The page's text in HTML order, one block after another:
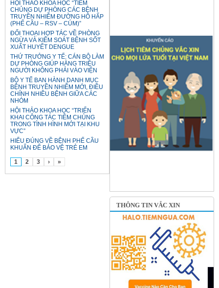
HỘI THẢO KHOA HỌC “TIÊM
CHỦNG DỰ PHÒNG CÁC BỆNH
TRUYỀN NHIỄM ĐƯỜNG HÔ HẤP
(PHẾ CẦU – RSV – CÚM)”
ĐỐI THOẠI HỢP TÁC VỀ PHÒNG
NGỪA VÀ KIỂM SOÁT BỆNH SỐT
XUẤT HUYẾT DENGUE
THỨ TRƯỞNG Y TẾ: CÁN BỘ LÀM
DỰ PHÒNG GIÚP HÀNG TRIỆU
NGƯỜI KHÔNG PHẢI VÀO VIỆN
BỘ Y TẾ BAN HÀNH DANH MỤC
BỆNH TRUYỀN NHIỄM MỚI, ĐIỀU
CHỈNH NHIỀU BỆNH GIỮA CÁC
NHÓM
HỘI THẢO KHOA HỌC “TRIỂN
KHAI CÔNG TÁC TIÊM CHỦNG
TRONG TÌNH HÌNH MỚI TẠI KHU
VỰC”
HIỂU ĐÚNG VỀ BỆNH PHẾ CẦU
KHUẨN ĐỂ BẢO VỆ TRẺ EM
1 2 3 › »
THÔNG TIN VẮC XIN